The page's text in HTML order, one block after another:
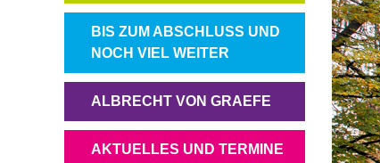
NAVIGATION
ÜBERSPRINGEN
BIS ZUM ABSCHLUSS UND
NOCH VIEL WEITER
NAVIGATION
ÜBERSPRINGEN
ALBRECHT VON GRAEFE
NAVIGATION
AKTUELLES UND TERMINE